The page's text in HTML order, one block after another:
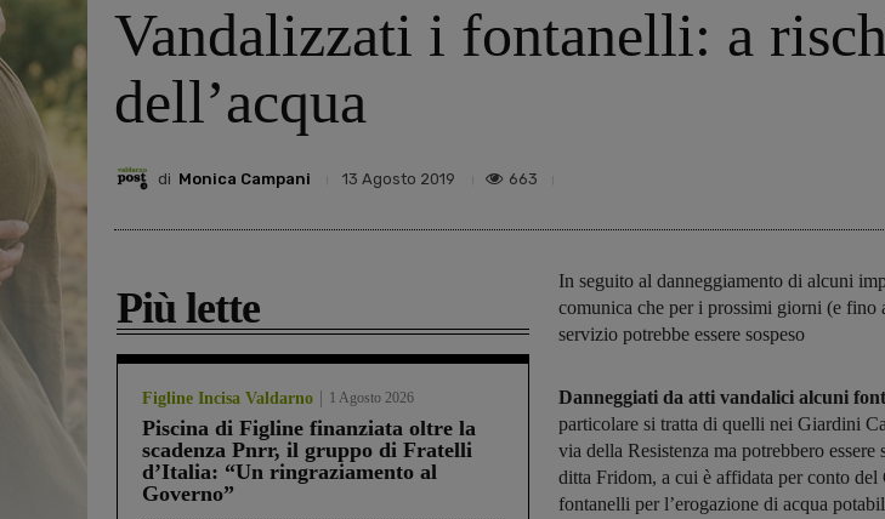
Vandalizzati i fontanelli: a
dell’acqua
di Monica Campani 13 Agosto 2019 663
Più lette
Figline Incisa Valdarno 1 Agosto 2026
Piscina di Figline finanziata oltre la
scadenza Pnrr, il gruppo di Fratelli
d’Italia: “Un ringraziamento al
Governo”
In seguito al danneggiamento di alcuni
comunica che per i prossimi giorni (e fino
servizio potrebbe essere sospeso
Danneggiati da atti vandalici alcuni
particolare si tratta di quelli nei Giardini
via della Resistenza ma potrebbero
ditta Fridom, a cui è affidata per conto del
fontanelli per l’erogazione di acqua